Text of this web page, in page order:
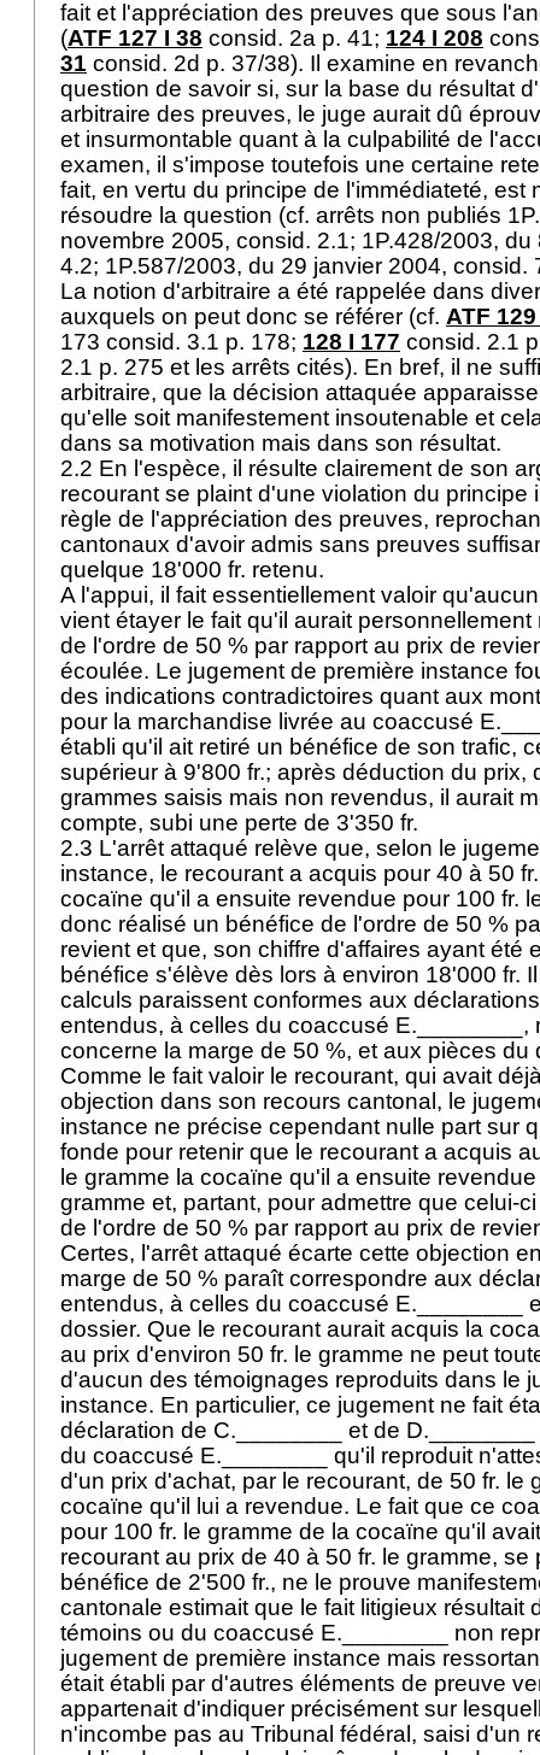
fait et l'appréciation des preuves que sous
(ATF 127 I 38 consid. 2a p. 41; 124 I 208
31 consid. 2d p. 37/38). Il examine en
question de savoir si, sur la base du résultat
arbitraire des preuves, le juge aurait dû
et insurmontable quant à la culpabilité de
examen, il s'impose toutefois une certaine
fait, en vertu du principe de l'immédiateté, est
résoudre la question (cf. arrêts non publiés
novembre 2005, consid. 2.1; 1P.428/2003,
4.2; 1P.587/2003, du 29 janvier 2004, consid.
La notion d'arbitraire a été rappelée dans
auxquels on peut donc se référer (cf. ATF
173 consid. 3.1 p. 178; 128 I 177 consid. 2.1
2.1 p. 275 et les arrêts cités). En bref, il ne
arbitraire, que la décision attaquée
qu'elle soit manifestement insoutenable et
dans sa motivation mais dans son résultat.
2.2 En l'espèce, il résulte clairement de son
recourant se plaint d'une violation du principe
règle de l'appréciation des preuves,
cantonaux d'avoir admis sans preuves
quelque 18'000 fr. retenu.
A l'appui, il fait essentiellement valoir
vient étayer le fait qu'il aurait
de l'ordre de 50 % par rapport au prix de
écoulée. Le jugement de première instance
des indications contradictoires quant aux
pour la marchandise livrée au coaccusé
établi qu'il ait retiré un bénéfice de son trafic,
supérieur à 9'800 fr.; après déduction du prix,
grammes saisis mais non revendus, il aurait
compte, subi une perte de 3'350 fr.
2.3 L'arrêt attaqué relève que, selon le
instance, le recourant a acquis pour 40 à 50
cocaïne qu'il a ensuite revendue pour 100 fr.
donc réalisé un bénéfice de l'ordre de 50 %
revient et que, son chiffre d'affaires ayant été
bénéfice s'élève dès lors à environ 18'000 fr.
calculs paraissent conformes aux
entendus, à celles du coaccusé E.________,
concerne la marge de 50 %, et aux pièces du
Comme le fait valoir le recourant, qui avait
objection dans son recours cantonal, le
instance ne précise cependant nulle part sur
fonde pour retenir que le recourant a acquis
le gramme la cocaïne qu'il a ensuite
gramme et, partant, pour admettre que celui-
de l'ordre de 50 % par rapport au prix de
Certes, l'arrêt attaqué écarte cette objection
marge de 50 % paraît correspondre aux
entendus, à celles du coaccusé E.________
dossier. Que le recourant aurait acquis la
au prix d'environ 50 fr. le gramme ne peut
d'aucun des témoignages reproduits dans le
instance. En particulier, ce jugement ne fait
déclaration de C.________ et de
du coaccusé E.________ qu'il reproduit
d'un prix d'achat, par le recourant, de 50 fr. le
cocaïne qu'il lui a revendue. Le fait que ce
pour 100 fr. le gramme de la cocaïne qu'il
recourant au prix de 40 à 50 fr. le gramme, se
bénéfice de 2'500 fr., ne le prouve
cantonale estimait que le fait litigieux résultait
témoins ou du coaccusé E.________ non
jugement de première instance mais
était établi par d'autres éléments de preuve
appartenait d'indiquer précisément sur
n'incombe pas au Tribunal fédéral, saisi d'un